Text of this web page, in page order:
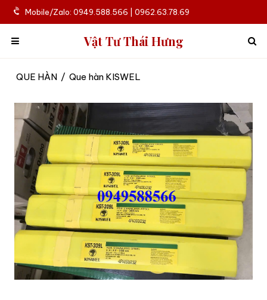
Mobile/Zalo: 0949.588.566 | 0962.63.78.69
Vật Tư Thái Hưng
QUE HÀN / Que hàn KISWEL